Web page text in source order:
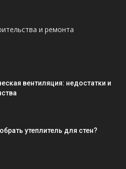
и ремонта
вентиляция: недостатки и
утеплитель для стен?